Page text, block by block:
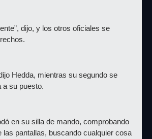
dijo, y los otros oficiales se
Hedda, mientras su segundo se
a su puesto.
en su silla de mando, comprobando
las pantallas, buscando cualquier cosa